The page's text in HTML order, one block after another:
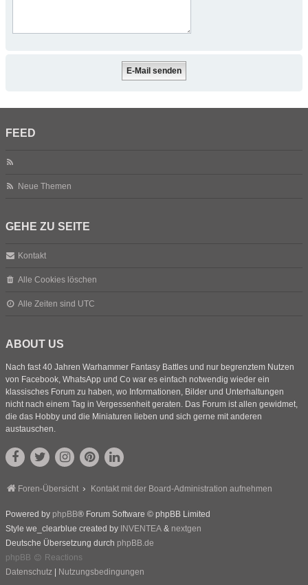
FEED
Neue Themen
GEHE ZU SEITE
Kontakt
Alle Cookies löschen
Alle Zeiten sind UTC
ABOUT US
Nach fast 40 Jahren Warhammer Fantasy Battles und nur begrenztem Nutzen
von Facebook, WhatsApp und Co war es einfach notwendig wieder ein
klassisches Forum zu haben, wo Informationen, Bilder und Unterhaltungen
nicht nach einem Tag in Vergessenheit geraten. Das Forum ist allen gewidmet,
die das Hobby und die Miniaturen lieben und sich gerne mit anderen
austauschen.
Foren-Übersicht Kontakt mit der Board-Administration aufnehmen
Powered by phpBB® Forum Software © phpBB Limited
Style we_clearblue created by INVENTEA & nextgen
Deutsche Übersetzung durch phpBB.de
phpBB
Reactions
Datenschutz
Nutzungsbedingungen